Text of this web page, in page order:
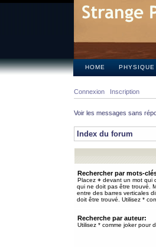
HOME PHYSIQUE
Connexion Inscription
Voir les messages sans
Index du forum
Rechercher par mots-
Placez + devant un mot qui
qui ne doit pas être trouvé.
entre des barres verticales
doit être trouvé. Utilisez *
Recherche par auteur:
Utilisez * comme joker pour